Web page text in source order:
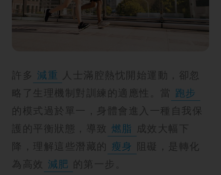
許多 減重 人士滿腔熱忱開始運動，卻忽
略了生理機制對訓練的適應性。當 跑步
的模式過於單一，身體會進入一種自我保
護的平衡狀態，導致 燃脂 成效大幅下
降，理解這些潛藏的 瘦身 阻礙，是轉化
為高效 減肥 的第一步。